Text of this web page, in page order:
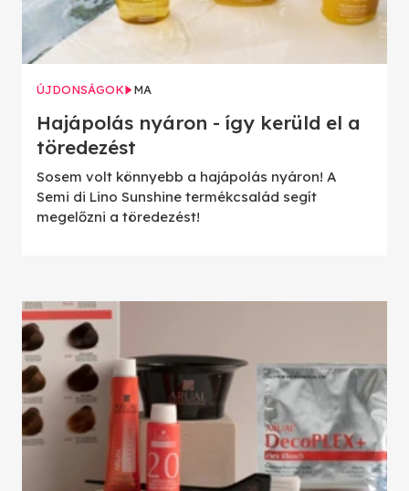
ÚJDONSÁGOK MA
Hajápolás nyáron - így kerüld el a
töredezést
Sosem volt könnyebb a hajápolás nyáron! A
Semi di Lino Sunshine termékcsalád segít
megelőzni a töredezést!